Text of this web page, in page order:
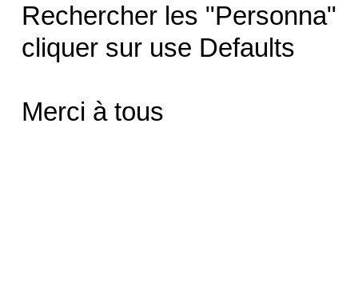
Rechercher les "Personna"
cliquer sur use Defaults
Merci à tous